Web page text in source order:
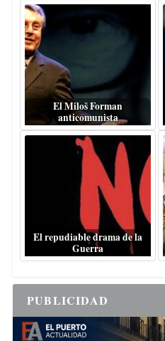
El Miloš Forman
anticomunista
El repudiable drama de la
Guerra
PUBLICIDAD